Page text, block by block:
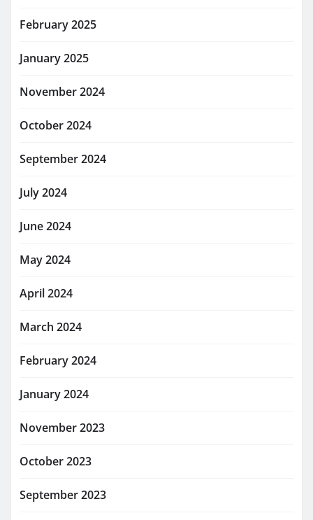
February 2025
January 2025
November 2024
October 2024
September 2024
July 2024
June 2024
May 2024
April 2024
March 2024
February 2024
January 2024
November 2023
October 2023
September 2023